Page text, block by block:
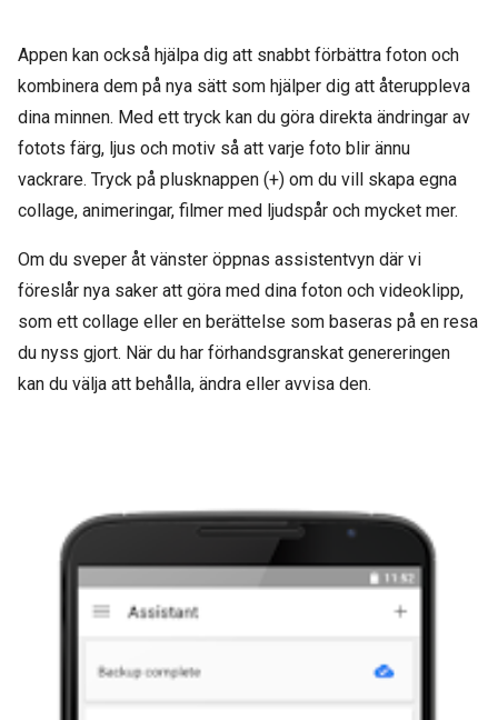
Appen kan också hjälpa dig att snabbt förbättra foton och
kombinera dem på nya sätt som hjälper dig att återuppleva
dina minnen. Med ett tryck kan du göra direkta ändringar av
fotots färg, ljus och motiv så att varje foto blir ännu
vackrare. Tryck på plusknappen (+) om du vill skapa egna
collage, animeringar, filmer med ljudspår och mycket mer.
Om du sveper åt vänster öppnas assistentvyn där vi
föreslår nya saker att göra med dina foton och videoklipp,
som ett collage eller en berättelse som baseras på en resa
du nyss gjort. När du har förhandsgranskat genereringen
kan du välja att behålla, ändra eller avvisa den.